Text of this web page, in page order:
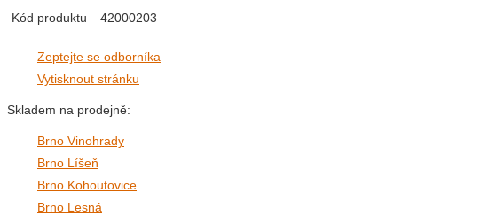
Kód produktu
42000203
Zeptejte se odborníka
Vytisknout stránku
Skladem na prodejně:
Brno Vinohrady
Brno Líšeň
Brno Kohoutovice
Brno Lesná